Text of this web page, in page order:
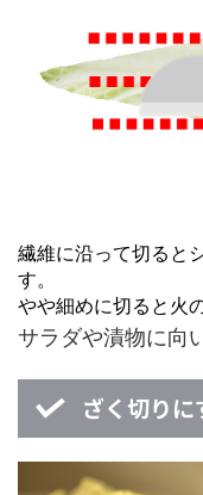
繊維に沿って切ると
す。
やや細めに切ると火
サラダや漬物に向
ざく切りに